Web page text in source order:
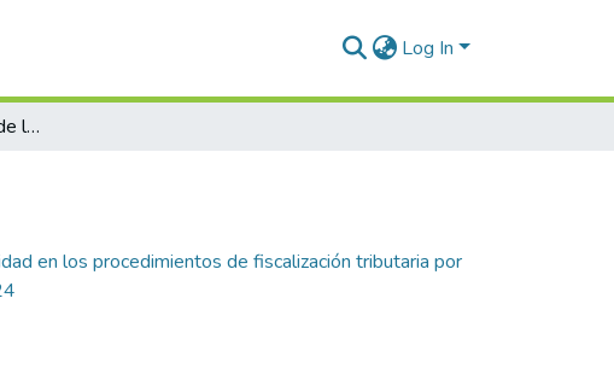
Log In
Aplicación del principio de legalidad en los procedimientos de fiscalización tributaria por la Superintendencia Nacional de Aduanas y de Administración Tributaria en el sector ferretero, Puno 2024
en los procedimientos de fiscalización tributaria por